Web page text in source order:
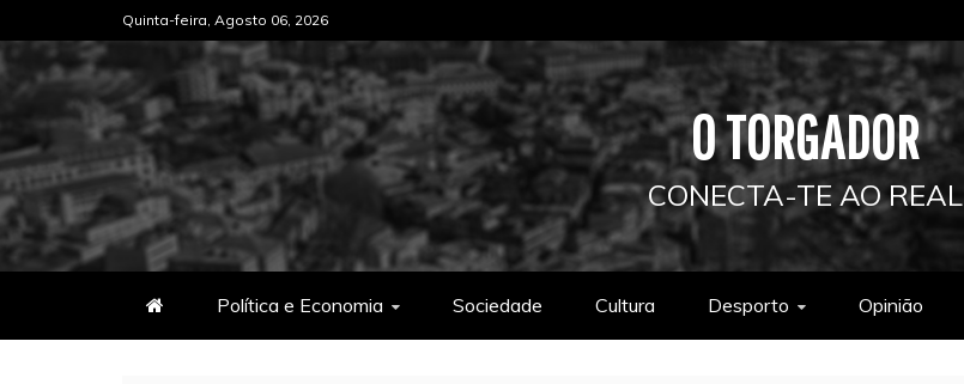
to
content
Quinta-feira, Agosto 06, 2026
O TORGADOR
CONECTA-TE AO REAL
Política e Economia Sociedade Cultura Desporto Opinião